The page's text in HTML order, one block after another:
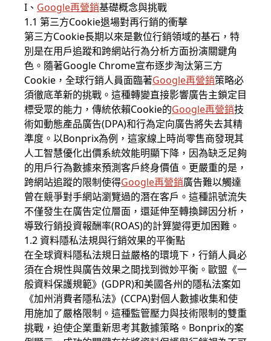
I、 Google再營銷基礎概念與挑戰
1.1 第三方Cookie退場對再行銷的衝擊
第三方Cookie長期以來是數位行銷領域的基石，特
別是在用戶追蹤和跨網站行為分析方面扮演關鍵角
色。隨著Google Chrome宣布逐步淘汰第三方
Cookie，全球行銷人員面臨著Google再營銷策略必
須徹底革新的挑戰。這種轉變直接影響廣告主鎖定目
標受眾的能力，傳統依賴Cookie的Google再營銷技
術如動態產品廣告(DPA)和行為定向廣告將失去其精
準度。以Bonprix為例，這家線上時尚零售商發現其
人工智慧優化出價系統效能明顯下降，因為缺乏足夠
的用戶行為數據來預測客戶終身價值。更嚴重的是，
跨網站追蹤的限制使得Google再營銷廣告難以觸達
曾在競爭對手網站瀏覽過的潛在客戶。這種訊號流失
不僅發生在廣告定位層面，還延伸至轉換歸因分析，
導致行銷投資報酬率(ROAS)的計算變得更加困難。
1.2 資料隱私法規與行銷效果的平衡點
在全球資料隱私法規日益嚴格的環境下，行銷人員必
須在合規性與廣告效果之間找到微妙平衡。歐盟《一
般資料保護規範》(GDPR)和美國各州的隱私法案如
《加州消費者隱私法》(CCPA)對個人數據收集和使
用施加了嚴格限制。這種監管壓力與技術限制的雙重
挑戰，迫使企業重新思考其數據策略。Bonprix的案